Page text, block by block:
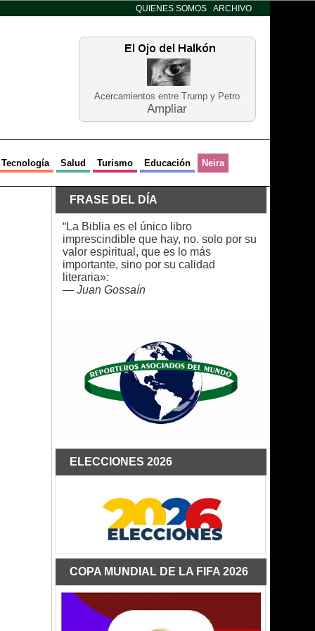
QUIENES SOMOS ARCHIVO
Acercamientos entre Trump y Petro
Ampliar
Tecnología Salud Turismo Educación Neira
FRASE DEL DÍA
“La Biblia es el único libro
imprescindible que hay, no. solo por su
valor espiritual, que es lo más
importante, sino por su calidad
literaria»:
— Juan Gossaín
ELECCIONES 2026
COPA MUNDIAL DE LA FIFA 2026